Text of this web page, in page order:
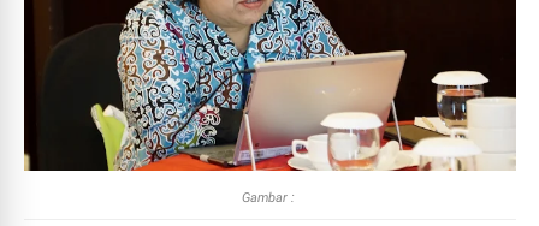
Gambar :